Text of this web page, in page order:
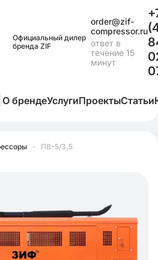
Официальный дилер
бренда ZIF
order@zif-
compressor.ru
ответ в
течение 15
минут
О брендеУслугиПроектыСтатьи
• ПВ-5/3,5